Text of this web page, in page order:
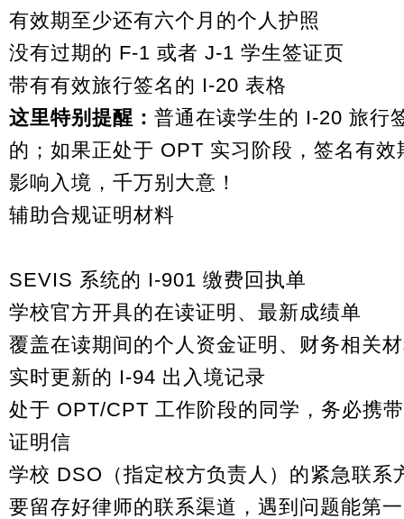
有效期至少还有六个月的个人护照
没有过期的 F-1 或者 J-1 学生签证页
带有有效旅行签名的 I-20 表格
这里特别提醒： 普通在读学生的 I-20 旅行
的；如果正处于 OPT 实习阶段，签名有
影响入境，千万别大意！
辅助合规证明材料
SEVIS 系统的 I-901 缴费回执单
学校官方开具的在读证明、最新成绩单
覆盖在读期间的个人资金证明、财务相关
实时更新的 I-94 出入境记录
处于 OPT/CPT 工作阶段的同学，务必携
证明信
学校 DSO （指定校方负责人）的紧急联
要留存好律师的联系渠道，遇到问题能第